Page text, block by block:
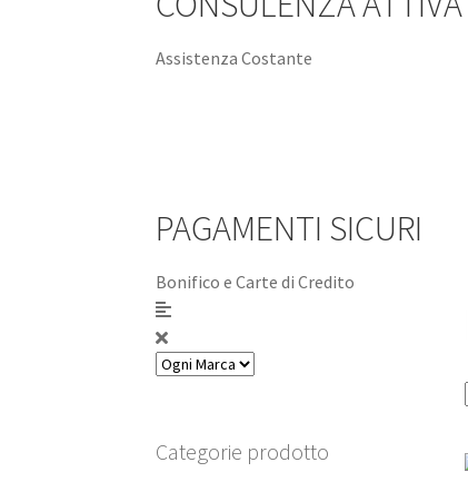
Assistenza Costante
PAGAMENTI SICURI
Bonifico e Carte di Credito
Categorie prodotto